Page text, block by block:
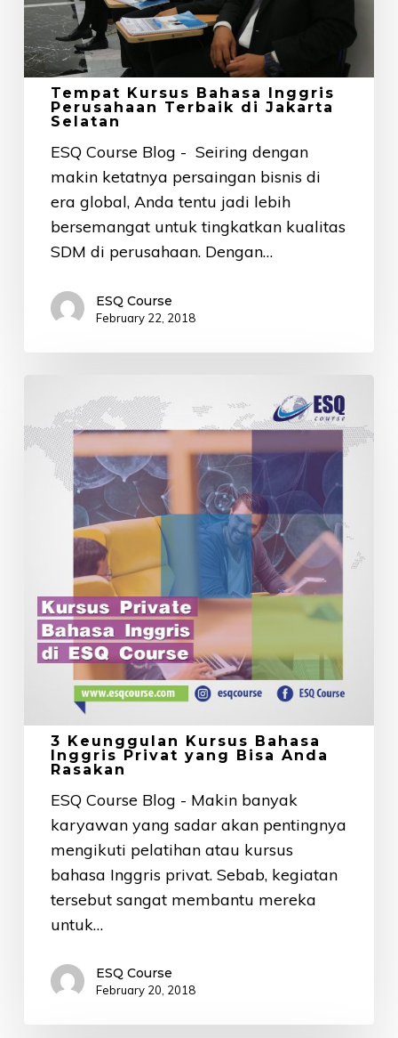
di
Jakarta
Selatan
Tempat Kursus Bahasa Inggris
Perusahaan Terbaik di Jakarta
Selatan
ESQ Course Blog - Seiring dengan
makin ketatnya persaingan bisnis di
era global, Anda tentu jadi lebih
bersemangat untuk tingkatkan kualitas
SDM di perusahaan. Dengan…
ESQ Course
February 22, 2018
Keunggulan
Kursus
Bahasa
Inggris
Rasakan
3 Keunggulan Kursus Bahasa
Inggris Privat yang Bisa Anda
Rasakan
ESQ Course Blog - Makin banyak
karyawan yang sadar akan pentingnya
mengikuti pelatihan atau kursus
bahasa Inggris privat. Sebab, kegiatan
tersebut sangat membantu mereka
untuk…
ESQ Course
February 20, 2018